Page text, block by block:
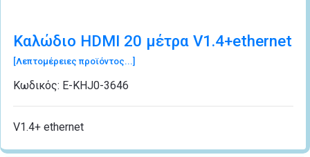
Καλώδιο HDMI 20 μέτρα V1.4+ethernet
[Λεπτομέρειες προϊόντος...]
Κωδικός: Ε-ΚΗJ0-3646
V1.4+ ethernet